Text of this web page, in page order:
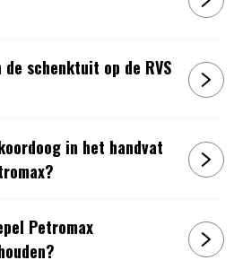
alleen met water en
lijnzaadolie.
Petromax - Kort handvat
Petromax - Lang handvat
schenktuit op de RVS
in het handvat
Petromax